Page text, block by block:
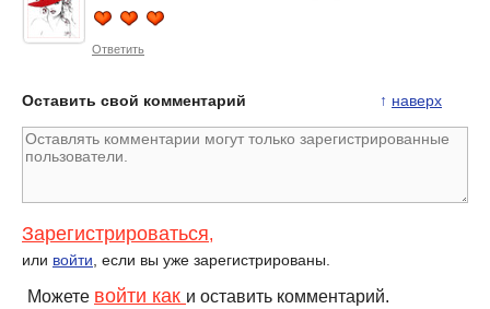
Ответить
↑ наверх
Оставить свой комментарий
Зарегистрироваться,
или войти, если вы уже зарегистрированы.
Можете войти как и оставить комментарий.